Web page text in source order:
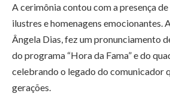
A cerimônia contou com a presença
ilustres e homenagens emocionantes.
Ângela Dias, fez um pronunciamento
do programa “Hora da Fama” e do
celebrando o legado do comunicador
gerações.